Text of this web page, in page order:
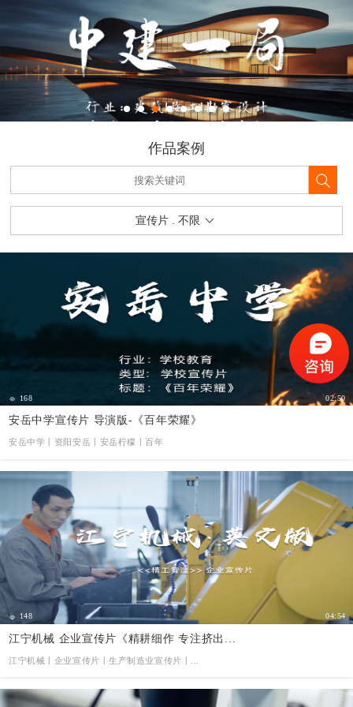
作品案例
宣传片 . 不限
168 02:50
安岳中学宣传片 导演版-《百年荣耀》
安岳中学丨资阳安岳丨安岳柠檬丨百年
148 04:54
江宁机械 企业宣传片《精耕细作 专注挤出...
江宁机械丨企业宣传片丨生产制造业宣传片丨...